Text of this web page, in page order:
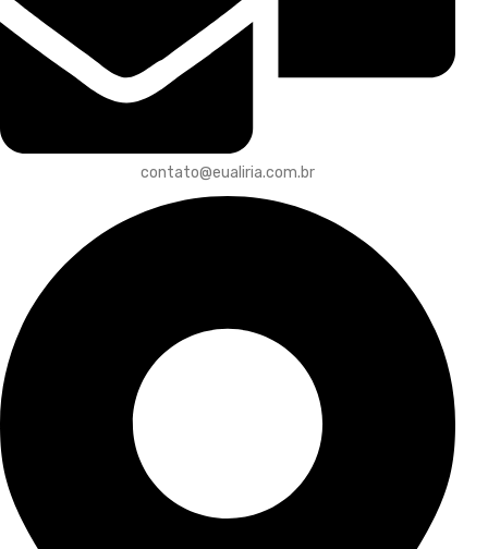
contato@eualiria.com.br